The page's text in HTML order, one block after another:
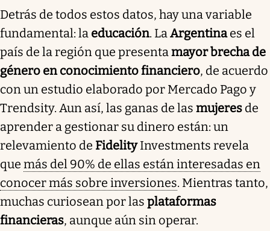
Detrás de todos estos datos, hay una variable
fundamental: la educación. LaArgentinaes el
país de la región que presentamayor brecha de
género en conocimiento financiero, de acuerdo
con un estudio elaborado por Mercado Pago y
Trendsity. Aun así, las ganas de las mujeres de
aprender a gestionar su dinero están: un
relevamiento de FidelityInvestments revela
que más del 90% de ellas están interesadas en
conocer más sobre inversiones. Mientras tanto,
muchas curiosean por las plataformas
financieras, aunque aún sin operar.